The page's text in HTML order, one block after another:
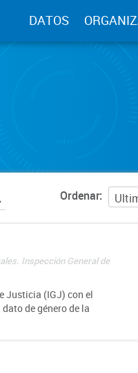
DATOS
Ordenar
Inspección General de
Justicia (IGJ) con el
de género de la